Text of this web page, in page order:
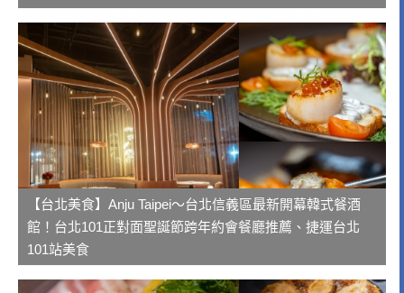
【台北美食】Anju Taipei～台北信義區最新開幕韓式餐酒
館！台北101正對面聖誕節跨年約會餐廳推薦、捷運台北
101站美食